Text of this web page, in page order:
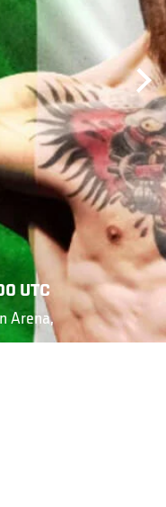
UTC
Arena,